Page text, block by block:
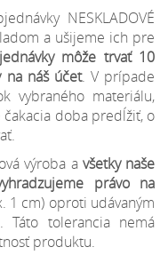
NESKLADOVÉ
a ušijeme ich pre
môže trvať 10
na náš účet. V prípade
vybraného materiálu,
doba predĺžiť, o
výroba a všetky naše
právo na
1 cm) oproti udávaným
Táto tolerancia nemá
produktu.